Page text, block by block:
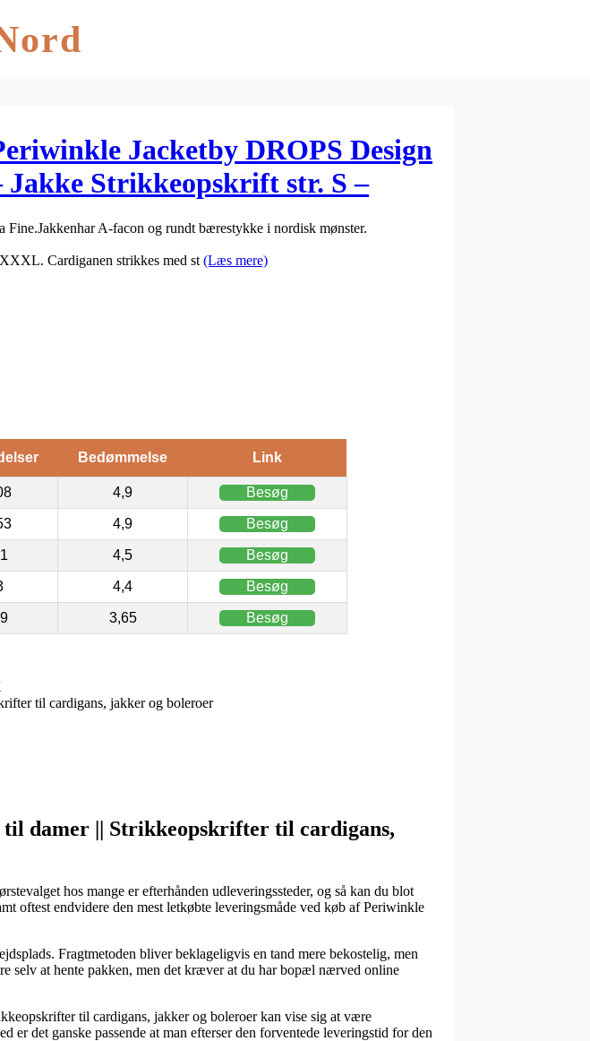
Jacketby DROPS Design
Jakke Strikkeopskrift str. S –
A-facon og rundt bærestykke i nordisk mønster.
Cardiganen strikkes med st (Læs mere)
Bedømmelse Link
4,9 Besøg
4,9 Besøg
4,5 Besøg
4,4 Besøg
3,65 Besøg
til cardigans, jakker og boleroer
damer || Strikkeopskrifter til cardigans,
hos mange er efterhånden udleveringssteder, og så kan du blot
oftest endvidere den mest letkøbte leveringsmåde ved køb af Periwinkle
Fragtmetoden bliver beklageligvis en tand mere bekostelig, men
selv at hente pakken, men det kræver at du har bopæl nærved online
til cardigans, jakker og boleroer kan vise sig at være
det ganske passende at man efterser den forventede leveringstid for den